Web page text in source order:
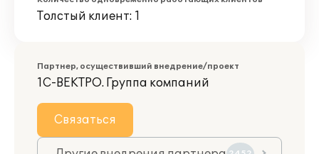
Толстый клиент: 1
Партнер, осуществивший внедрение/проект
1С-ВЕКТРО. Группа компаний
Связаться